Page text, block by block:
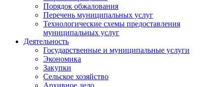
Порядок обжалования
Перечень муниципальных услуг
Технологические схемы предоставления
муниципальных услуг
Деятельность
Государственные и муниципальные услуги
Экономика
Закупки
Сельское хозяйство